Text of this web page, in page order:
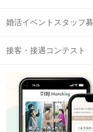
婚活イベントスタッフ
接客・接遇コンテスト